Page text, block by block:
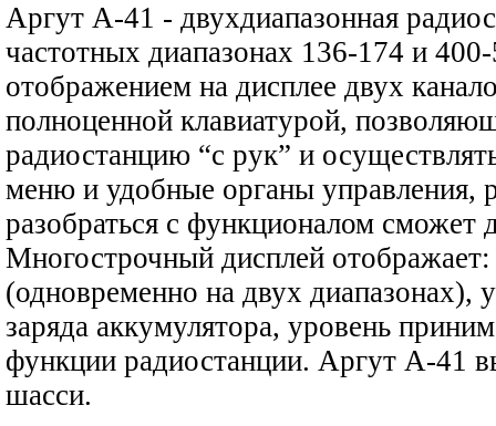
Аргут А-41 - двухдиапазонная
частотных диапазонах 136-174 и
отображением на дисплее двух
полноценной клавиатурой,
радиостанцию “с рук” и
меню и удобные органы управления,
разобраться с функционалом сможет
Многострочный дисплей отображает:
(одновременно на двух диапазонах),
заряда аккумулятора, уровень
функции радиостанции. Аргут А-41
шасси.